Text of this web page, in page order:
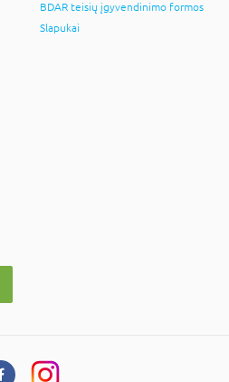
BDAR teisių įgyvendinimo formos
Slapukai